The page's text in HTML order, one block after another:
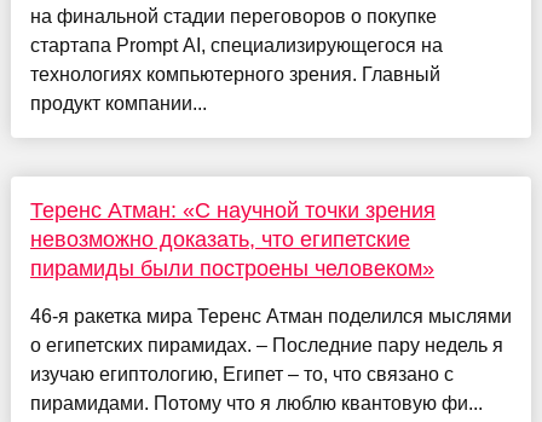
на финальной стадии переговоров о покупке
стартапа Prompt AI, специализирующегося на
технологиях компьютерного зрения. Главный
продукт компании...
Теренс Атман: «С научной точки зрения
невозможно доказать, что египетские
пирамиды были построены человеком»
46-я ракетка мира Теренс Атман поделился мыслями
о египетских пирамидах. – Последние пару недель я
изучаю египтологию, Египет – то, что связано с
пирамидами. Потому что я люблю квантовую фи...